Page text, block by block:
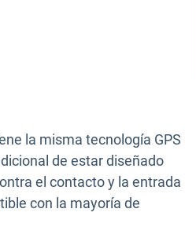
la misma tecnología GPS
de estar diseñado
el contacto y la entrada
con la mayoría de